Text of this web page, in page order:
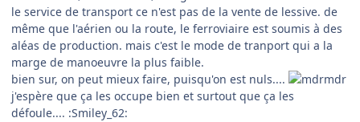
le service de transport ce n'est pas de la vente de lessive. de
même que l'aérien ou la route, le ferroviaire est soumis à des
aléas de production. mais c'est le mode de tranport qui a la
marge de manoeuvre la plus faible.
bien sur, on peut mieux faire, puisqu'on est nuls....
j'espère que ça les occupe bien et surtout que ça les
défoule.... :Smiley_62: